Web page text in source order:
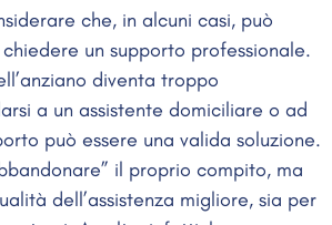
che, in alcuni casi, può
un supporto professionale.
diventa troppo
a un assistente domiciliare o ad
può essere una valida soluzione.
il proprio compito, ma
dell’assistenza migliore, sia per